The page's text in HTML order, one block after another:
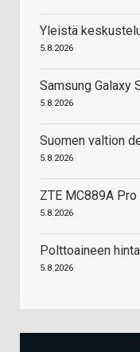
Yleistä
5.8.2026
Samsung Galaxy
5.8.2026
Suomen valtion
5.8.2026
ZTE MC889A
5.8.2026
Polttoaineen hinta
5.8.2026